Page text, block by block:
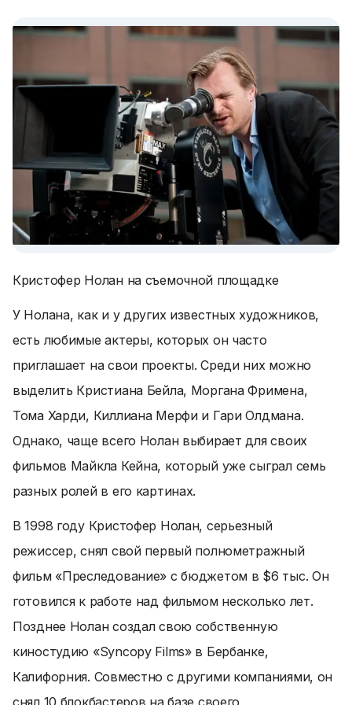
Кристофер Нолан на съемочной площадке
У Нолана, как и у других известных художников,
есть любимые актеры, которых он часто
приглашает на свои проекты. Среди них можно
выделить Кристиана Бейла, Моргана Фримена,
Тома Харди, Киллиана Мерфи и Гари Олдмана.
Однако, чаще всего Нолан выбирает для своих
фильмов Майкла Кейна, который уже сыграл семь
разных ролей в его картинах.
В 1998 году Кристофер Нолан, серьезный
режиссер, снял свой первый полнометражный
фильм «Преследование» с бюджетом в $6 тыс. Он
готовился к работе над фильмом несколько лет.
Позднее Нолан создал свою собственную
киностудию «Syncopy Films» в Бербанке,
Калифорния. Совместно с другими компаниями, он
снял 10 блокбастеров на базе своего